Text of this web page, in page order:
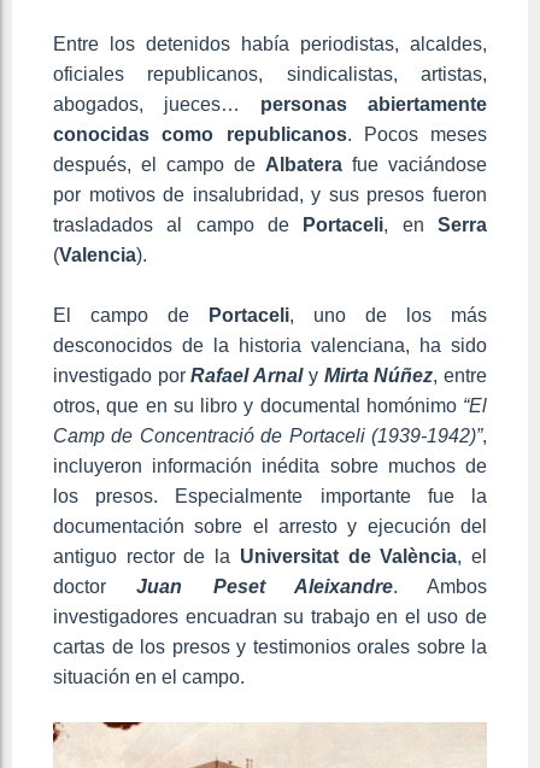
Entre los detenidos había periodistas, alcaldes,
oficiales republicanos, sindicalistas, artistas,
abogados, jueces… personas abiertamente
conocidas como republicanos. Pocos meses
después, el campo de Albatera fue vaciándose
por motivos de insalubridad, y sus presos fueron
trasladados al campo de
Portaceli, enSerra
(Valencia).
El campo de Portaceli, uno de los más
desconocidos de la historia valenciana, ha sido
investigado porRafael Arnaly Mirta Núñez, entre
otros, que en su libro y documental homónimo “El
Camp de Concentració de Portaceli (1939-1942)”,
incluyeron información inédita sobre muchos de
los presos. Especialmente importante fue la
documentación sobre el arresto y ejecución del
antiguo rector de la Universitat de València, el
doctorJuan Peset Aleixandre. Ambos
investigadores encuadran su trabajo en el uso de
cartas de los presos y testimonios orales sobre la
situación en el campo.